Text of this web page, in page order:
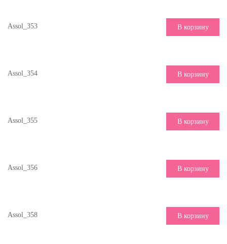
Assol_353 В корзину
Assol_354 В корзину
Assol_355 В корзину
Assol_356 В корзину
Assol_358 В корзину